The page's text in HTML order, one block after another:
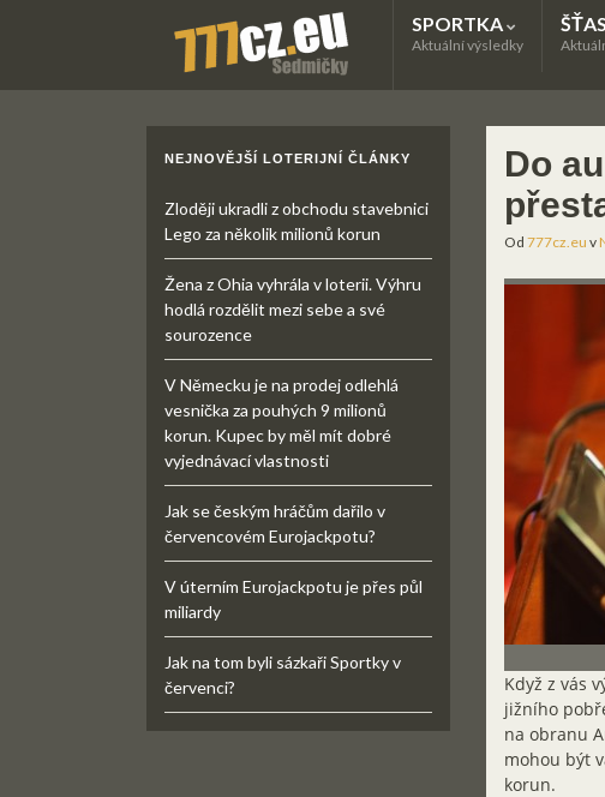
SPORTKA
Aktuální výsledky
Do
Od 777cz.eu v
Když z vás
jižního
na obranu
mohou být
korun.
NEJNOVĚJŠÍ LOTERIJNÍ ČLÁNKY
Zloději ukradli z obchodu stavebnici
Lego za několik milionů korun
Žena z Ohia vyhrála v loterii. Výhru
hodlá rozdělit mezi sebe a své
sourozence
V Německu je na prodej odlehlá
vesnička za pouhých 9 milionů
korun. Kupec by měl mít dobré
vyjednávací vlastnosti
Jak se českým hráčům dařilo v
červencovém Eurojackpotu?
V úterním Eurojackpotu je přes půl
miliardy
Jak na tom byli sázkaři Sportky v
červenci?